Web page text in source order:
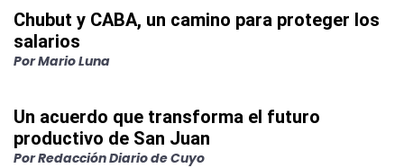
Chubut y CABA, un camino para proteger los
salarios
PorMario Luna
Un acuerdo que transforma el futuro
productivo de San Juan
PorRedacción Diario de Cuyo